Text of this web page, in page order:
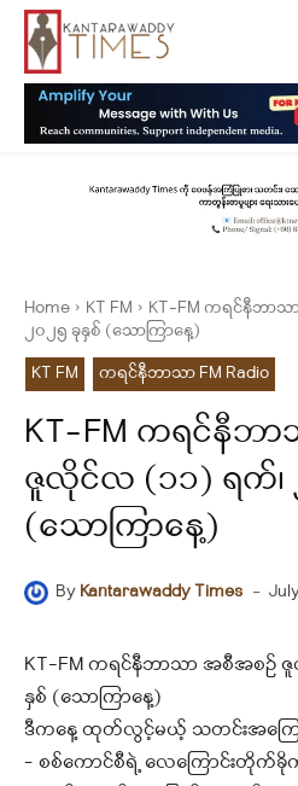
Home KT FM
KT-FM ကရင်နီဘာ
၂၀၂၅ ခုနှစ် (သောကြာနေ့)
KT FM
ကရင်နီဘာသာ FM Radio
KT-FM ကရင်နီဘ
ဇူလိုင်လ (၁၁) ရက်၊
(သောကြာနေ့)
By Kantarawaddy Times -
KT-FM ကရင်နီဘာသာ အစီအစဉ်
နှစ် (သောကြာနေ့)
ဒီကနေ့ ထုတ်လွင့်မယ့် သတင်းအကြေ
– စစ်ကောင်စီရဲ့ လေကြောင်းတိုက်ခို